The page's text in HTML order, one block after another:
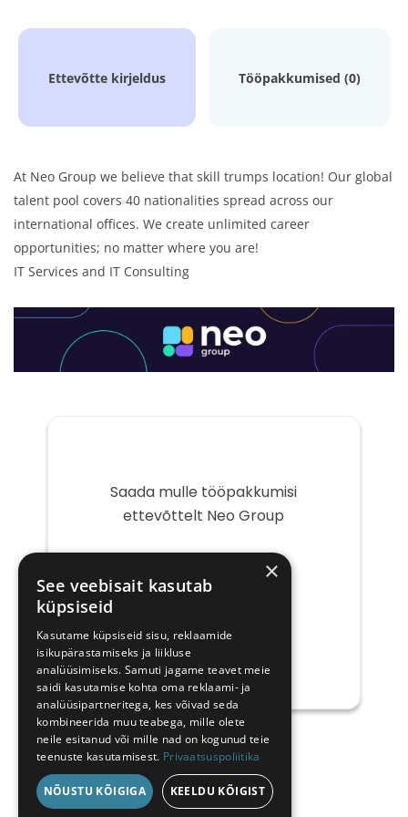
Ettevõtte kirjeldus Tööpakkumised (0)
At Neo Group we believe that skill trumps location! Our global
talent pool covers 40 nationalities spread across our
international offices. We create unlimited career
opportunities; no matter where you are!
IT Services and IT Consulting
Saada mulle tööpakkumisi
ettevõttelt Neo Group
post
×
See veebisait kasutab
küpsiseid
Kasutame küpsiseid sisu, reklaamide
isikupärastamiseks ja liikluse
analüüsimiseks. Samuti jagame teavet meie
saidi kasutamise kohta oma reklaami- ja
analüüsipartneritega, kes võivad seda
kombineerida muu teabega, mille olete
neile esitanud või mille nad on kogunud teie
teenuste kasutamisest. Privaatsuspoliitika
NÕUSTU KÕIGIGA KEELDU KÕIGIST